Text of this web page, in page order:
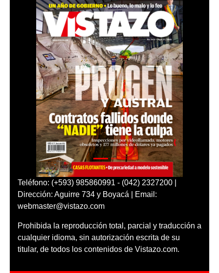
Teléfono: (+593) 985860991 - (042) 2327200 |
Dirección: Aguirre 734 y Boyacá | Email:
webmaster@vistazo.com
Prohibida la reproducción total, parcial y traducción a
cualquier idioma, sin autorización escrita de su
titular, de todos los contenidos de Vistazo.com.